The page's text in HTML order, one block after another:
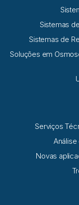
Sistemas
Sistemas de
Soluções em
Serviços
Novas